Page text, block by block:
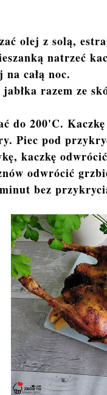
olej z solą,
natrzeć
całą noc.
jabłka razem ze
do 200'C.
Piec pod
kaczkę
odwrócić
bez